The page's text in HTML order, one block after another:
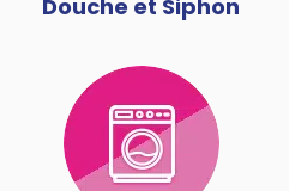
Douche et Siphon